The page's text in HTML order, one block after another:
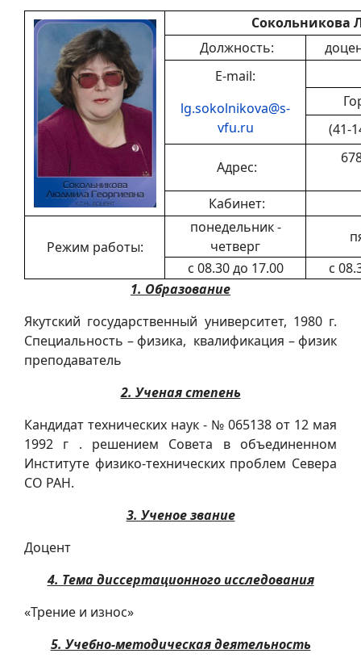
Сокольникова
Должность:
E-mail:
lg.sokolnikova@s-
vfu.ru
(41-
Адрес:
Кабинет:
Режим работы:
понедельник -
четверг
с 08.30 до 17.00
с
1. Образование
Якутский государственный университет, 1980 г.
Специальность – физика, квалификация – физик
преподаватель
2. Ученая степень
Кандидат технических наук - № 065138 от 12 мая
1992 г . решением Совета в объединенном
Институте физико-технических проблем Севера
СО РАН.
3. Ученое звание
Доцент
4. Тема диссертационного исследования
«Трение и износ»
5. Учебно-методическая деятельность